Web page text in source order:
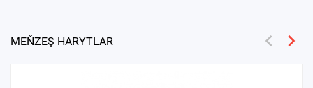
MEŇZEŞ HARYTLAR